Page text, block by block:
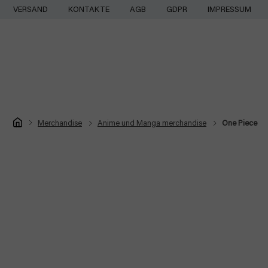
Zum
VERSAND KONTAKTE AGB GDPR IMPRESSUM
StartseiteMerchandise Anime und Manga merchandise One Piece